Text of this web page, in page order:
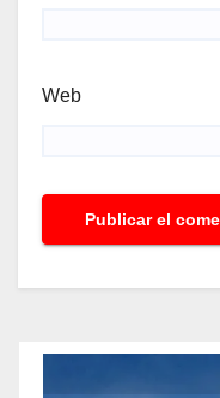
Web